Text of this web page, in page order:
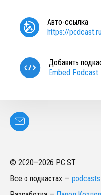
Авто-ссылка
https://
Добавить
Embed Podcast
© 2020–2026 PC.ST
Все о подкастах —